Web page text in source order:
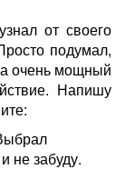
от своего
подумал,
очень мощный
Напишу
не забуду.